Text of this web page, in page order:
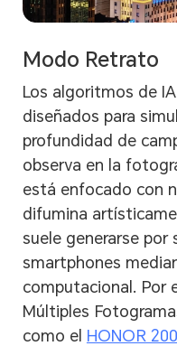
Modo Retrato
Los algoritmos de
diseñados para
profundidad de
observa en la
está enfocado con
difumina
suele generarse por
smartphones
computacional. Por
Múltiples
como el HONOR